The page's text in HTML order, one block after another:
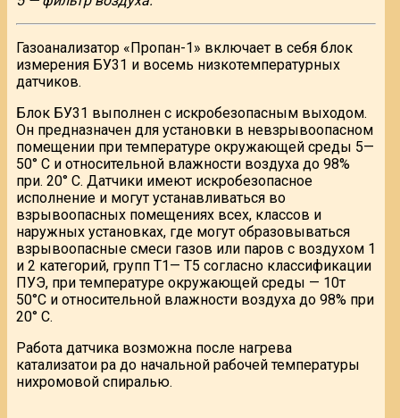
Газоанализатор «Пропан-1» включает в себя блок
измерения БУ31 и восемь низкотемпературных
датчиков.
Блок БУ31 выполнен с искробезопасным выходом.
Он предназначен для установки в невзрывоопасном
помещении при температуре окружающей среды 5—
50° С и относительной влажности воздуха до 98%
при. 20° С. Датчики имеют искробезопасное
исполнение и могут устанавливаться во
взрывоопасных помещениях всех, классов и
наружных установках, где могут образовываться
взрывоопасные смеси газов или паров с воздухом 1
и 2 категорий, групп Т1— Т5 согласно классификации
ПУЭ, при температуре окружающей среды — 10т
50°С и относительной влажности воздуха до 98% при
20° С.
Работа датчика возможна после нагрева
катализатои ра до начальной рабочей температуры
нихромовой спиралью.